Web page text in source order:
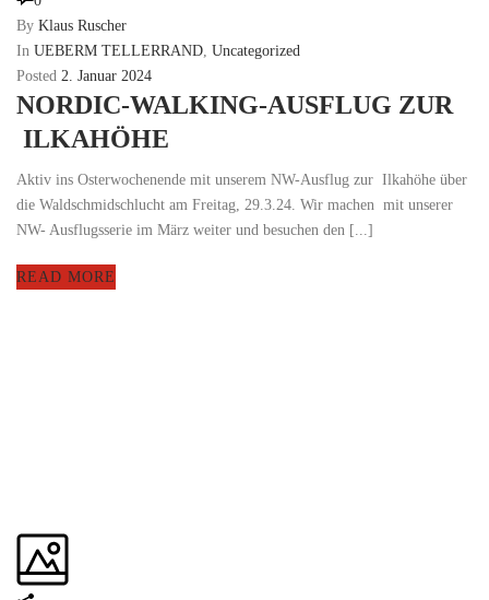
By Klaus Ruscher
In UEBERM TELLERRAND, Uncategorized
Posted 2. Januar 2024
NORDIC-WALKING-AUSFLUG ZUR
ILKAHÖHE
Aktiv ins Osterwochenende mit unserem NW-Ausflug zur Ilkahöhe über
die Waldschmidschlucht am Freitag, 29.3.24. Wir machen mit unserer
NW- Ausflugsserie im März weiter und besuchen den [...]
READ MORE